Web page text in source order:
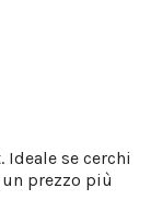
Ideale se cerchi
prezzo più